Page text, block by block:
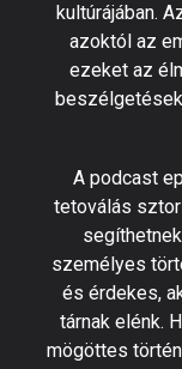
kultúrájában.
azoktól az
ezeket az
A podcast
tetoválás
személyes
és érdekes,
tárnak elénk.
mögöttes